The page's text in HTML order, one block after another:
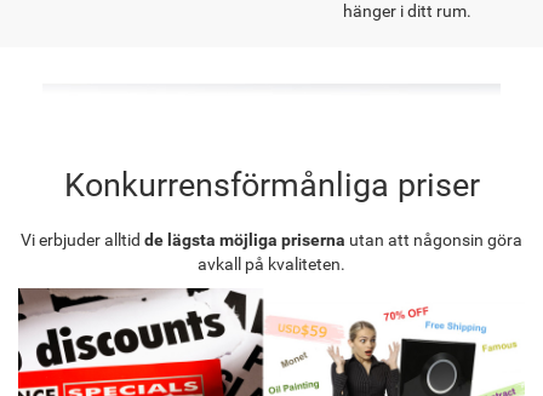
hänger i ditt rum.
Konkurrensförmånliga priser
Vi erbjuder alltid de lägsta möjliga priserna utan att någonsin göra
avkall på kvaliteten.